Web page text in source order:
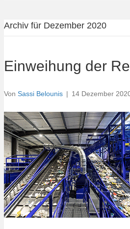
Archiv für Dezember 2020
Einweihung der
Von Sassi Belounis | 14 Dezember